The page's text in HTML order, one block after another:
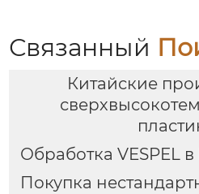
Связанный
Китайские
Обработка VESPEL в
Покупка